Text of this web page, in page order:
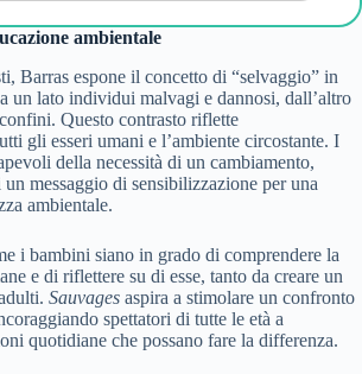
ambientale
Barras espone il concetto di “selvaggio” in
un lato individui malvagi e dannosi, dall’altro
Questo contrasto riflette
gli esseri umani e l’ambiente circostante. I
della necessità di un cambiamento,
messaggio di sensibilizzazione per una
ambientale.
i bambini siano in grado di comprendere la
e di riflettere su di esse, tanto da creare un
Sauvages aspira a stimolare un confronto
spettatori di tutte le età a
quotidiane che possano fare la differenza.